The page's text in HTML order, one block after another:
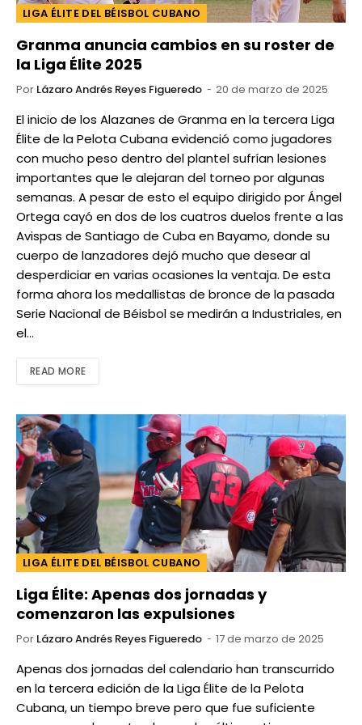
LIGA ÉLITE DEL BÉISBOL CUBANO
Granma anuncia cambios en su roster de
la Liga Élite 2025
Por Lázaro Andrés Reyes Figueredo 20 de marzo de 2025
El inicio de los Alazanes de Granma en la tercera Liga
Élite de la Pelota Cubana evidenció como jugadores
con mucho peso dentro del plantel sufrían lesiones
importantes que le alejaran del torneo por algunas
semanas. A pesar de esto el equipo dirigido por Ángel
Ortega cayó en dos de los cuatros duelos frente a las
Avispas de Santiago de Cuba en Bayamo, donde su
cuerpo de lanzadores dejó mucho que desear al
desperdiciar en varias ocasiones la ventaja. De esta
forma ahora los medallistas de bronce de la pasada
Serie Nacional de Béisbol se medirán a Industriales, en
el…
READ MORE
LIGA ÉLITE DEL BÉISBOL CUBANO
Liga Élite: Apenas dos jornadas y
comenzaron las expulsiones
Por Lázaro Andrés Reyes Figueredo 17 de marzo de 2025
Apenas dos jornadas del calendario han transcurrido
en la tercera edición de la Liga Élite de la Pelota
Cubana, un tiempo breve pero que fue suficiente